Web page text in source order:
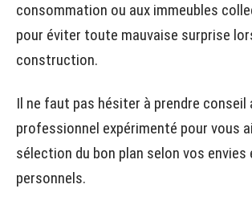
consommation ou aux immeubles
pour éviter toute mauvaise surprise
construction.
Il ne faut pas hésiter à prendre conseil
professionnel expérimenté pour vous
sélection du bon plan selon vos
personnels.